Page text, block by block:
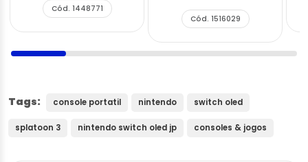
Cód. 1448771
Cód. 1516029
Tags: console portatil nintendo switch oled
splatoon 3 nintendo switch oled jp consoles & jogos